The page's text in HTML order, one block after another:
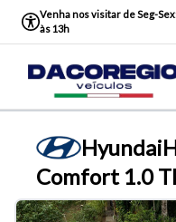
Venha nos visitar de Seg-
às 13h
Hyundai
Comfort 1.0